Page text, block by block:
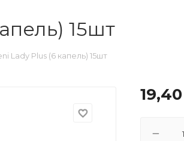
15шт
Lady Plus (6 капель) 15шт
favorite_border
19,40